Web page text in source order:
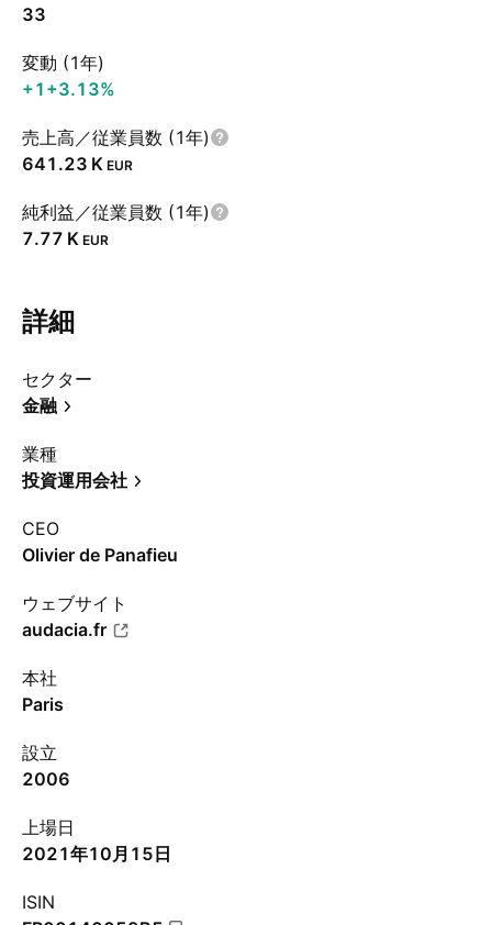
33
変動 (1年)
+1 +3.13%
売上高／従業員数 (1年)
‪641.23 K‬ EUR
純利益／従業員数 (1年)
‪7.77 K‬ EUR
詳細
セクター
金融
業種
投資運用会社
CEO
Olivier de Panafieu
ウェブサイト
audacia.fr
本社
Paris
設立
2006
上場日
2021年10月15日
ISIN